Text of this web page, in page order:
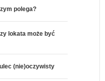
polega?
lokata może być
(nie)oczywisty